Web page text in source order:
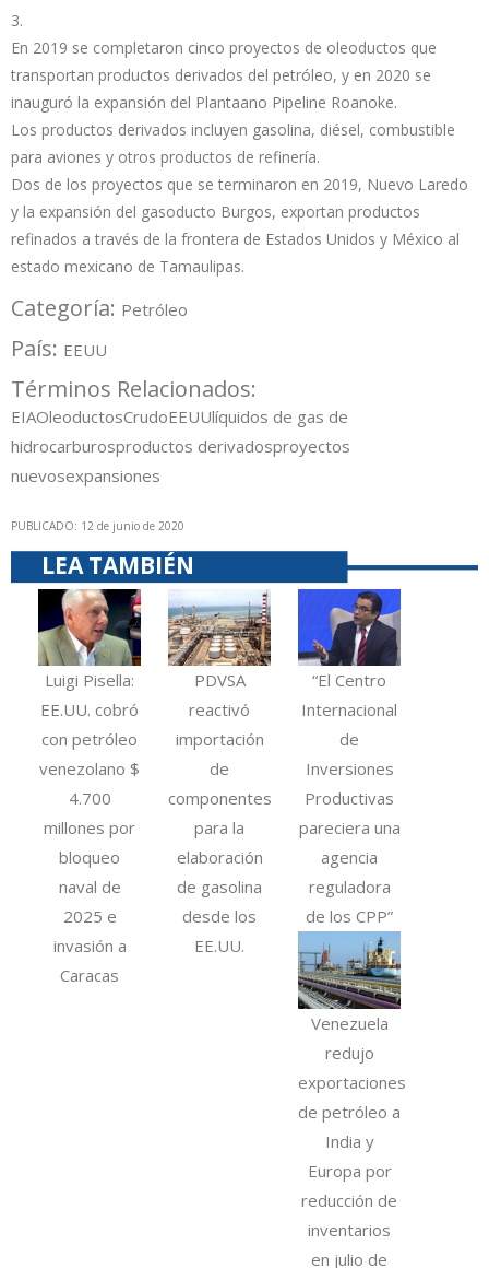
3.
En 2019 se completaron cinco proyectos de oleoductos que
transportan productos derivados del petróleo, y en 2020 se
inauguró la expansión del Plantaano Pipeline Roanoke.
Los productos derivados incluyen gasolina, diésel, combustible
para aviones y otros productos de refinería.
Dos de los proyectos que se terminaron en 2019, Nuevo Laredo
y la expansión del gasoducto Burgos, exportan productos
refinados a través de la frontera de Estados Unidos y México al
estado mexicano de Tamaulipas.
Categoría: Petróleo
País: EEUU
Términos Relacionados:
EIAOleoductosCrudoEEUUlíquidos de gas de
hidrocarburosproductos derivadosproyectos
nuevosexpansiones
PUBLICADO: 12 de junio de 2020
LEA TAMBIÉN
Luigi Pisella:
EE.UU. cobró
con petróleo
venezolano $
4.700
millones por
bloqueo
naval de
2025 e
invasión a
Caracas
PDVSA
reactivó
importación
de
componentes
para la
elaboración
de gasolina
desde los
EE.UU.
“El Centro
Internacional
de
Inversiones
Productivas
pareciera una
agencia
reguladora
de los CPP”
Venezuela
redujo
exportaciones
de petróleo a
India y
Europa por
reducción de
inventarios
en julio de